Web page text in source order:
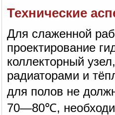
Технические
Для слаженной
проектирование
коллекторный
радиаторами и
для полов не
70—80℃,